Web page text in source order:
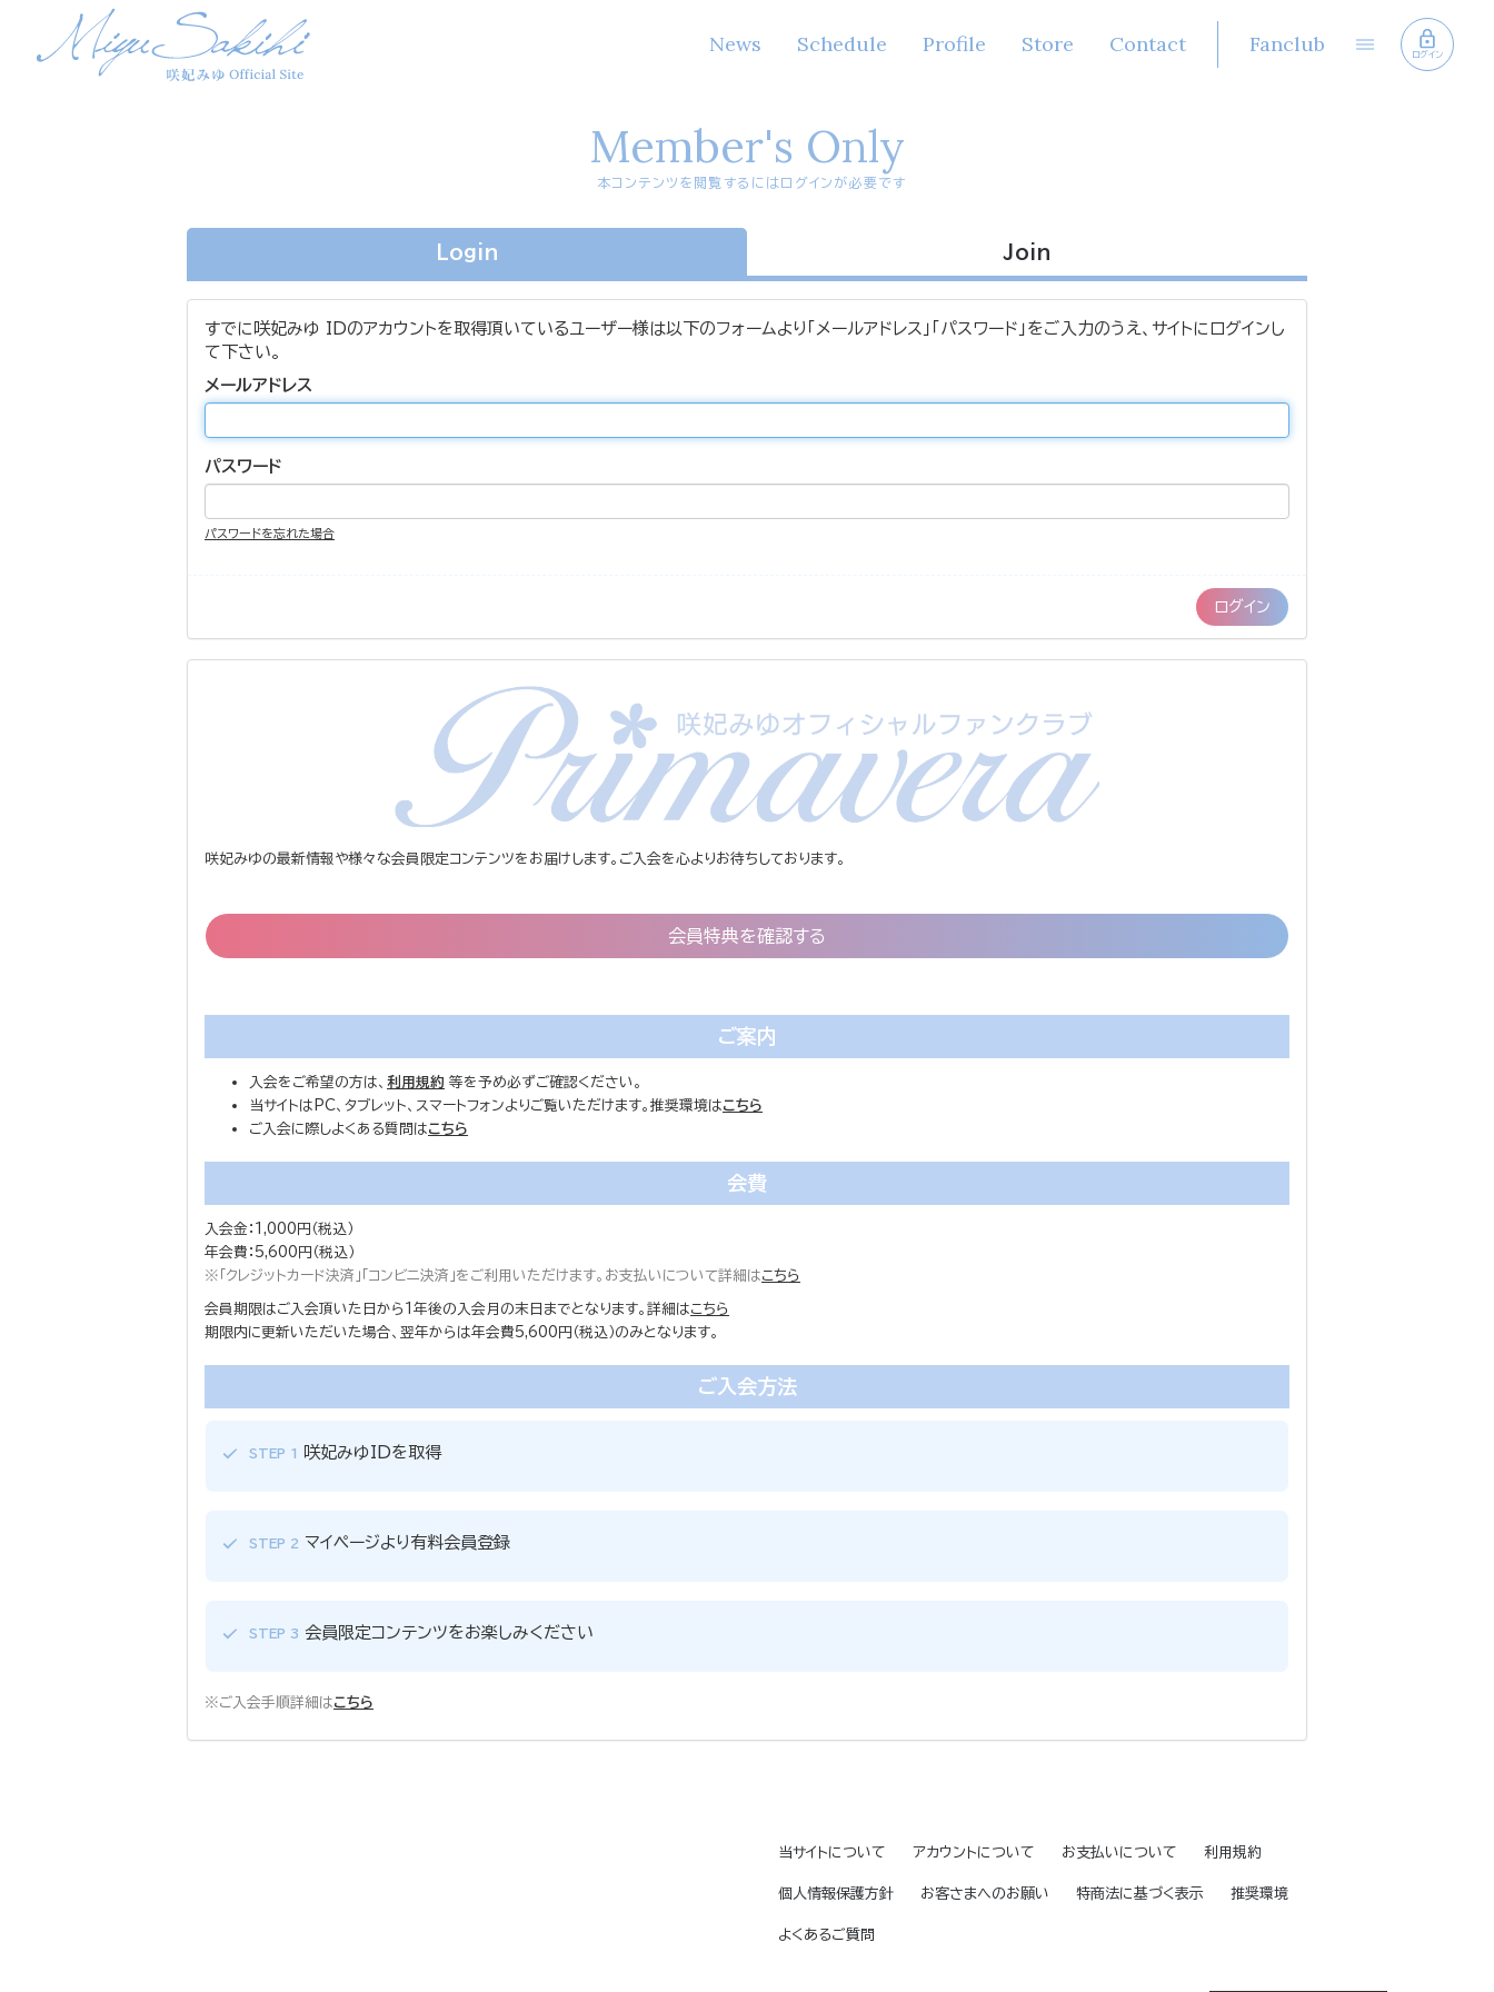
News Schedule Profile Store Contact Fanclub ログイン
Member's Only
本コンテンツを閲覧するにはログインが必要です
Login Join
すでに咲妃みゆ IDのアカウントを取得頂いているユーザー様は以下のフォームより「メールアドレス」「パスワード」をご入力のうえ、サイトにログインし
て下さい。
メールアドレス
パスワード
パスワードを忘れた場合
咲妃みゆの最新情報や様々な会員限定コンテンツをお届けします。ご入会を心よりお待ちしております。
会員特典を確認する
ご案内
入会をご希望の方は、 利用規約 等を予め必ずご確認ください。
当サイトはPC、タブレット、スマートフォンよりご覧いただけます。推奨環境はこちら
ご入会に際しよくある質問はこちら
会費
入会金：1,000円（税込）
年会費：5,600円（税込）
※「クレジットカード決済」「コンビニ決済」をご利用いただけます。お支払いについて詳細はこちら
会員期限はご入会頂いた日から1年後の入会月の末日までとなります。詳細はこちら
期限内に更新いただいた場合、翌年からは年会費5,600円（税込）のみとなります。
ご入会方法
STEP 1 咲妃みゆIDを取得
STEP 2 マイページより有料会員登録
STEP 3 会員限定コンテンツをお楽しみください
※ご入会手順詳細はこちら
当サイトについて アカウントについて お支払いについて 利用規約
個人情報保護方針 お客さまへのお願い 特商法に基づく表示 推奨環境
よくあるご質問